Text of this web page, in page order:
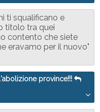
ti squalificano e
titolo tra quei
contento che siete
eravamo per il nuovo"
province!!!